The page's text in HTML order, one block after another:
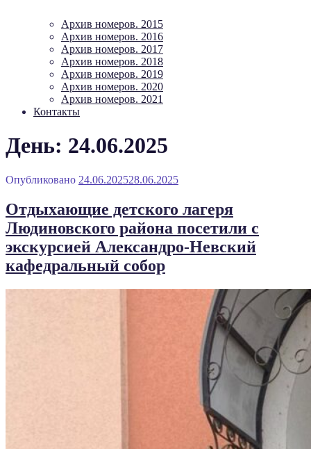
Архив номеров. 2015
Архив номеров. 2016
Архив номеров. 2017
Архив номеров. 2018
Архив номеров. 2019
Архив номеров. 2020
Архив номеров. 2021
Контакты
День: 24.06.2025
Опубликовано 24.06.202528.06.2025
Отдыхающие детского лагеря
Людиновского района посетили с
экскурсией Александро-Невский
кафедральный собор